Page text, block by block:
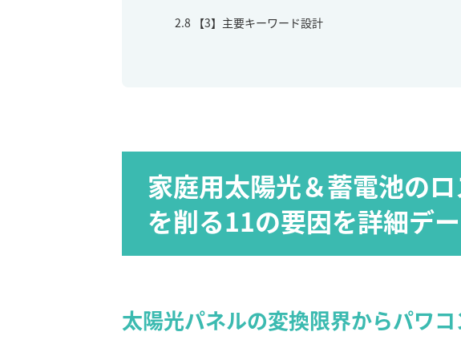
2.8 【3】主要キーワード設計
家庭用太陽光＆蓄電池の
を削る11の要因を詳細デ
太陽光パネルの変換限界からパワ